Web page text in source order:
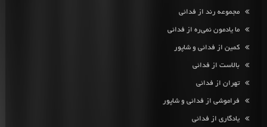
مجموعه رند از فدائی
ما یادمون نمی‌ره از فدائی
کمین از فدائی و شاپور
بالاست از فدائی
تهران از فدائی
فراموشی از فدائی و شاپور
یادگاری از فدائی